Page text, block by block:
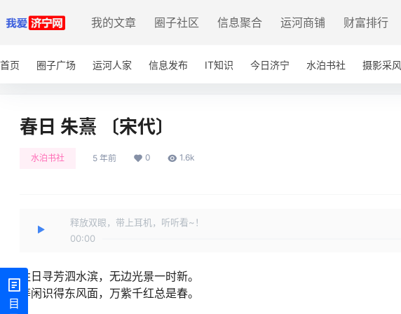
我的文章 圈子社区 信息聚合 运河商铺 财富排行
首页 圈子广场 运河人家 信息发布 IT知识 今日济宁 水泊书社 摄影采风
春日 朱熹 〔宋代〕
水泊书社 5 年前 0 1.6k
释放双眼，带上耳机，听听看~！
00:00
目
胜日寻芳泗水滨，无边光景一时新。
等闲识得东风面，万紫千红总是春。